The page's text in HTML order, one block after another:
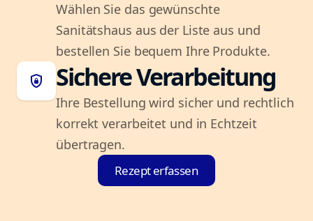
Wählen Sie das gewünschte
Sanitätshaus aus der Liste aus und
bestellen Sie bequem Ihre Produkte.
shield_lock Sichere Verarbeitung
Ihre Bestellung wird sicher und rechtlich
korrekt verarbeitet und in Echtzeit
übertragen.
Rezept erfassen